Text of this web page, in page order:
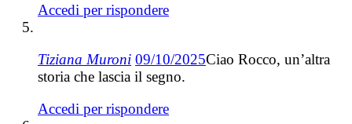
Accedi per rispondere
Tiziana Muroni 09/10/2025Ciao Rocco, un’altra
storia che lascia il segno.
Accedi per rispondere